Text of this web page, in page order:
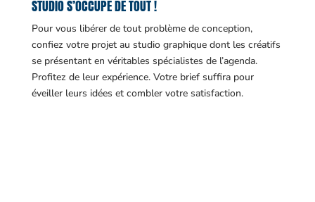
STUDIO S’OCCUPE DE TOUT !
Pour vous libérer de tout problème de conception,
confiez votre projet au studio graphique dont les créatifs
se présentant en véritables spécialistes de l’agenda.
Profitez de leur expérience. Votre brief suffira pour
éveiller leurs idées et combler votre satisfaction.